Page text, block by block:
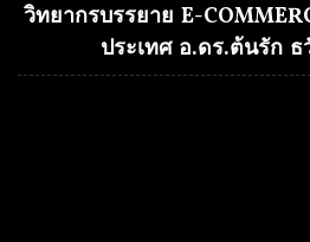
วิทยากรบรรยาย E-
ประเทศ อ.ดร.ต้นรัก